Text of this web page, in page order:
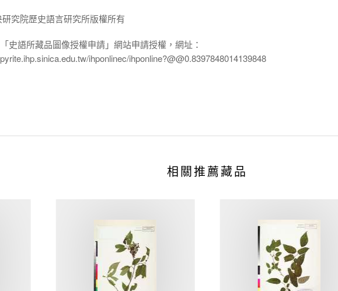
究院歷史語言研究所版權所有
史語所藏品圖像授權申請」網站申請授權，網址：
ihponlinec/ihponline?@@0.8397848014139848
相關推薦藏品